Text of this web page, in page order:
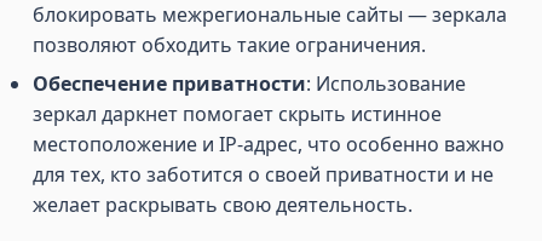
блокировать межрегиональные сайты — зеркала
позволяют обходить такие ограничения.
Обеспечение приватности: Использование
зеркал даркнет помогает скрыть истинное
местоположение и IP-адрес, что особенно важно
для тех, кто заботится о своей приватности и не
желает раскрывать свою деятельность.